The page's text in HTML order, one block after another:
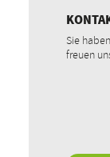
Sie
freuen